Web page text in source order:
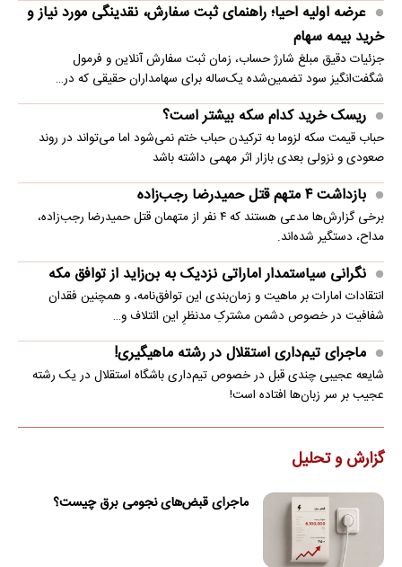
عرضه اولیه احیا؛ راهنمای ثبت سفارش، نقدینگی مورد نیاز و
خرید بیمه سهام
جزئیات دقیق مبلغ شارژ حساب، زمان ثبت سفارش آنلاین و فرمول
شگفت‌انگیز سود تضمین‌شده یک‌ساله برای سهامداران حقیقی که در…
ریسک خرید کدام سکه بیشتر است؟
حباب قیمت سکه لزوما به ترکیدن حباب ختم نمی‌شود اما می‌تواند در روند
صعودی و نزولی بعدی بازار اثر مهمی داشته باشد
بازداشت ۴ متهم قتل حمیدرضا رجب‌زاده
برخی گزارش‌ها مدعی هستند که ۴ نفر از متهمان قتل حمیدرضا رجب‌زاده،
مداح، دستگیر شده‌اند.
نگرانی سیاستمدار اماراتی نزدیک به بن‌زاید از توافق مکه
انتقادات امارات بر ماهیت و زمان‌بندی این توافق‌نامه، و همچنین فقدان
شفافیت در خصوص دشمن مشترکِ مدنظرِ این ائتلاف و…
ماجرای تیم‌داری استقلال در رشته ماهیگیری!
شایعه عجیبی چندی قبل در خصوص تیم‌داری باشگاه استقلال در یک رشته
عجیب بر سر زبان‌ها افتاده است!
گزارش و تحلیل
ماجرای قبض‌های نجومی برق چیست؟